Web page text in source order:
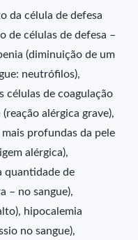
da célula de defesa
de células de defesa –
(diminuição de um
neutrófilos),
células de coagulação
alérgica grave),
profundas da pele
alérgica),
quantidade de
– no sangue),
hipocalemia
no sangue),